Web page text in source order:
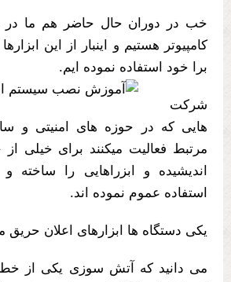
خب در دوران حال حاضر هم ما در
کامپیوتر هستیم و اینبار از این
برا خود استفاده نموده ایم.
شرکت
هایی که در حوزه های امنیتی و
مرتبط فعالیت میکنند برای خیلی
اندیشیده و ابزراهایی را ساخته و
استفاده عموم نموده اند.
یکی دستگاه ها ابزارهای اعلان حریق
می دانید که آتش سوزی یکی از